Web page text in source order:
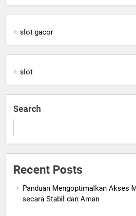
slot gacor
slot
Search
Recent Posts
Panduan Mengoptimalkan Akses
secara Stabil dan Aman